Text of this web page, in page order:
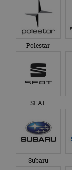
Polestar
SEAT
Subaru